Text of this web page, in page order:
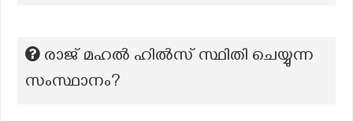
രാജ് മഹൽ ഹിൽസ് സ്ഥിതി ചെയ്യുന്ന
സംസ്ഥാനം?